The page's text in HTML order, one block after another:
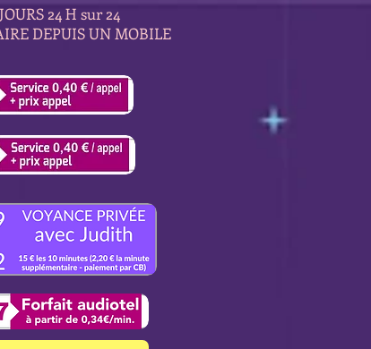
24 H sur 24
DEPUIS UN MOBILE